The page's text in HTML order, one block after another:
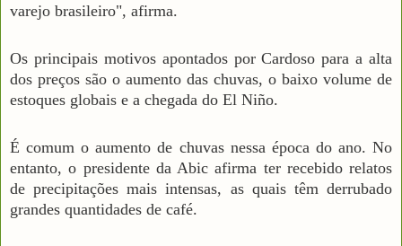
varejo brasileiro", afirma.
Os principais motivos apontados por Cardoso para a alta
dos preços são o aumento das chuvas, o baixo volume de
estoques globais e a chegada do El Niño.
É comum o aumento de chuvas nessa época do ano. No
entanto, o presidente da Abic afirma ter recebido relatos
de precipitações mais intensas, as quais têm derrubado
grandes quantidades de café.